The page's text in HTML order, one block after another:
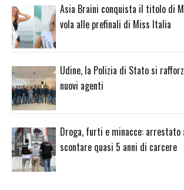
Asia Braini conquista il titolo di
vola alle prefinali di Miss Italia
Udine, la Polizia di Stato si
nuovi agenti
Droga, furti e minacce: arrestato
scontare quasi 5 anni di carcere